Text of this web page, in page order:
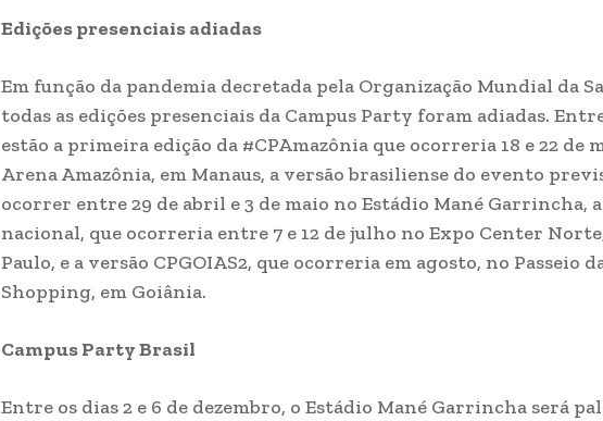
Edições presenciais adiadas
Em função da pandemia decretada pela Organização Mundial da
todas as edições presenciais da Campus Party foram adiadas.
estão a primeira edição da #CPAmazônia que ocorreria 18 e 22 de
Arena Amazônia, em Manaus, a versão brasiliense do evento
ocorrer entre 29 de abril e 3 de maio no Estádio Mané Garrincha,
nacional, que ocorreria entre 7 e 12 de julho no Expo Center
Paulo, e a versão CPGOIAS2, que ocorreria em agosto, no Passeio
Shopping, em Goiânia.
Campus Party Brasil
Entre os dias 2 e 6 de dezembro, o Estádio Mané Garrincha será